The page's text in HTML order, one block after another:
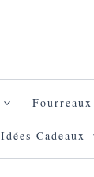
Idées Cadeaux